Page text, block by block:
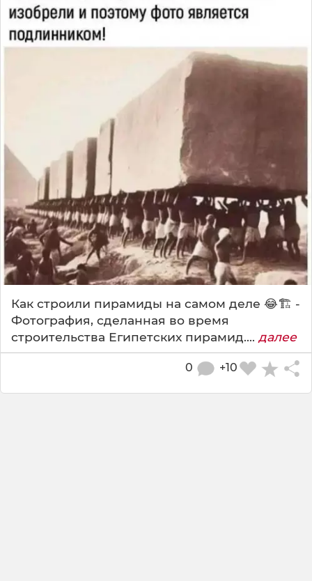
Как строили пирамиды на самом деле 😂🏗️ -
Фотография, сделанная во время
строительства Египетских пирамид.... далее
+10
0